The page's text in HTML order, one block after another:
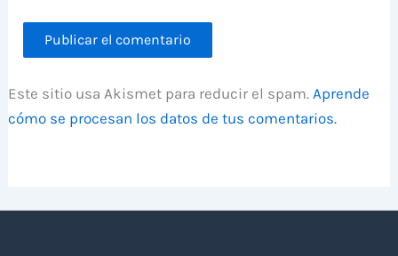
Este sitio usa Akismet para reducir el spam. Aprende
cómo se procesan los datos de tus comentarios.